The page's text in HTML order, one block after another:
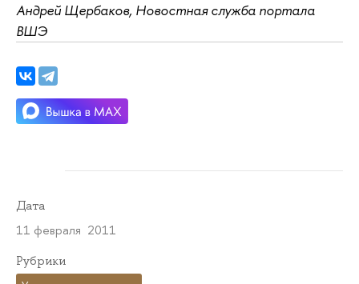
Андрей Щербаков, Новостная служба портала
ВШЭ
Дата
11 февраля 2011
Рубрики